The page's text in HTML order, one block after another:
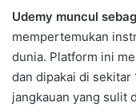
Udemy muncul
mempertemukan
dunia. Platform ini
dan dipakai di sekitar
jangkauan yang sulit